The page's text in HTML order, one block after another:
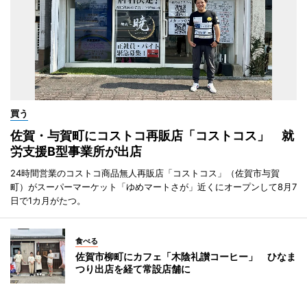
買う
佐賀・与賀町にコストコ再販店「コストコス」 就
労支援B型事業所が出店
24時間営業のコストコ商品無人再販店「コストコス」（佐賀市与賀
町）がスーパーマーケット「ゆめマートさが」近くにオープンして8月7
日で1カ月がたつ。
食べる
佐賀市柳町にカフェ「木陰礼讃コーヒー」 ひなま
つり出店を経て常設店舗に